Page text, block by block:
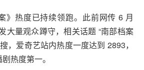
》热度已持续领跑。此前网传 6 月
大量观众蹲守，相关话题 “南部档案
，爱奇艺站内热度一度达到 2893，
热度第一。